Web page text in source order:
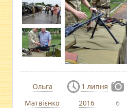
Ольга
Матвієнко
1 липня
2016
6